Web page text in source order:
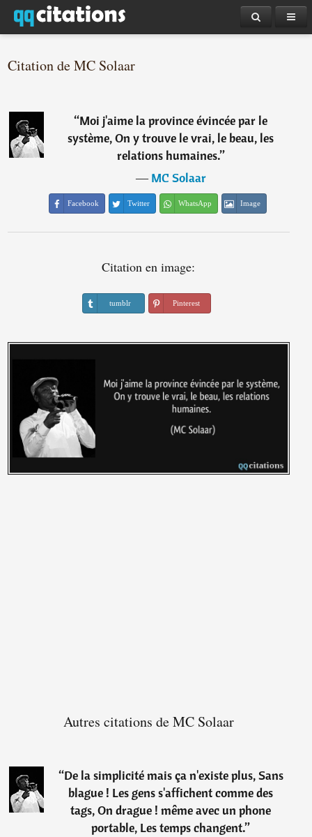
Citation de MC Solaar
“Moi j'aime la province évincée par le
système, On y trouve le vrai, le beau, les
relations humaines.”
―MC Solaar
Facebook Twitter WhatsApp Image
Citation en image:
tumblr Pinterest
Autres citations de MC Solaar
“De la simplicité mais ça n'existe plus, Sans
blague ! Les gens s'affichent comme des
tags, On drague ! même avec un phone
portable, Les temps changent.”